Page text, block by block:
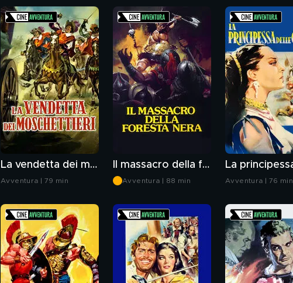
La vendetta dei moschettieri
Avventura | 79 min
Il massacro della foresta nera
Avventura | 88 min Avventura | 76 min